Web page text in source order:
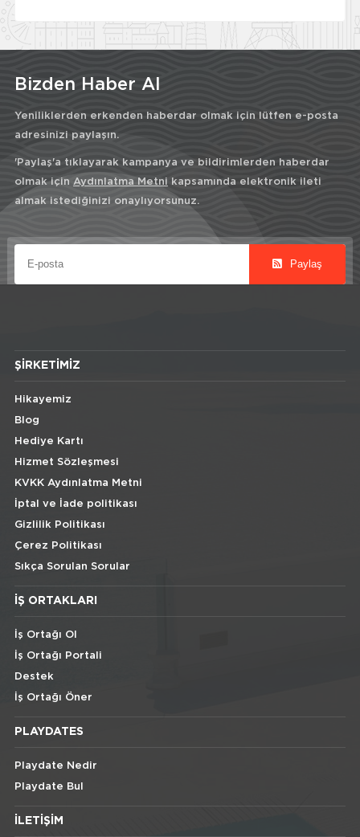
Bizden Haber Al
Yeniliklerden erkenden haberdar olmak için lütfen e-posta
adresinizi paylaşın.
'Paylaş'a tıklayarak kampanya ve bildirimlerden haberdar
olmak için Aydınlatma Metni kapsamında elektronik ileti
almak istediğinizi onaylıyorsunuz.
Paylaş
ŞIRKETIMIZ
Hikayemiz
Blog
Hediye Kartı
Hizmet Sözleşmesi
KVKK Aydınlatma Metni
İptal ve İade politikası
Gizlilik Politikası
Çerez Politikası
Sıkça Sorulan Sorular
İŞ ORTAKLARI
İş Ortağı Ol
İş Ortağı Portali
Destek
İş Ortağı Öner
PLAYDATES
Playdate Nedir
Playdate Bul
İLETIŞIM